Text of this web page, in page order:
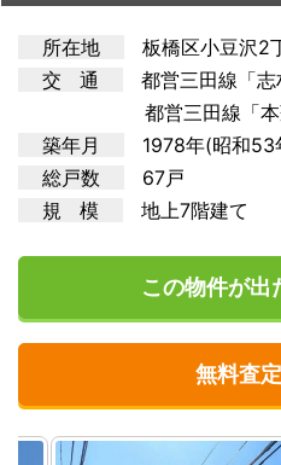
所在地
板橋区小豆沢2
交 通
都営三田線「
都営三田線「本蓮沼
築年月
1978年(昭和53
総戸数
67戸
規 模
地上7階建て
この物件が出
無料査